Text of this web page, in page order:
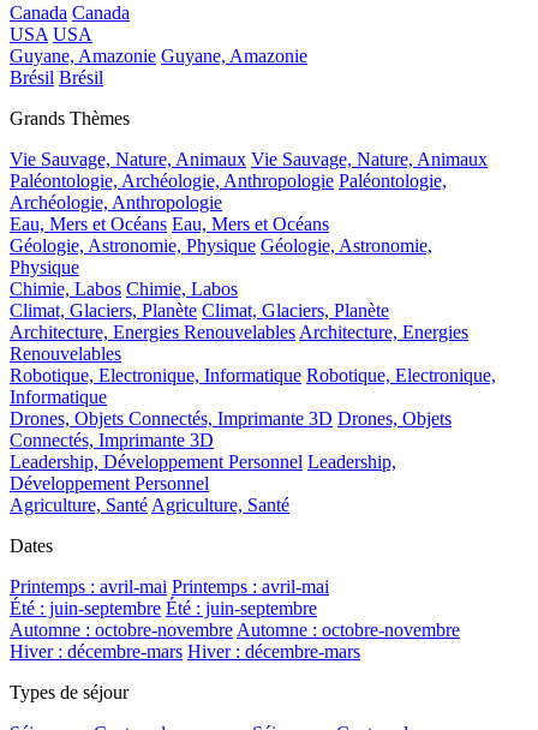
Canada Canada
USA USA
Guyane, Amazonie Guyane, Amazonie
Brésil Brésil
Grands Thèmes
Vie Sauvage, Nature, Animaux Vie Sauvage, Nature, Animaux
Paléontologie, Archéologie, Anthropologie Paléontologie,
Archéologie, Anthropologie
Eau, Mers et Océans Eau, Mers et Océans
Géologie, Astronomie, Physique Géologie, Astronomie,
Physique
Chimie, Labos Chimie, Labos
Climat, Glaciers, Planète Climat, Glaciers, Planète
Architecture, Energies Renouvelables Architecture, Energies
Renouvelables
Robotique, Electronique, Informatique Robotique, Electronique,
Informatique
Drones, Objets Connectés, Imprimante 3D Drones, Objets
Connectés, Imprimante 3D
Leadership, Développement Personnel Leadership,
Développement Personnel
Agriculture, Santé Agriculture, Santé
Dates
Printemps : avril-mai Printemps : avril-mai
Été : juin-septembre Été : juin-septembre
Automne : octobre-novembre Automne : octobre-novembre
Hiver : décembre-mars Hiver : décembre-mars
Types de séjour